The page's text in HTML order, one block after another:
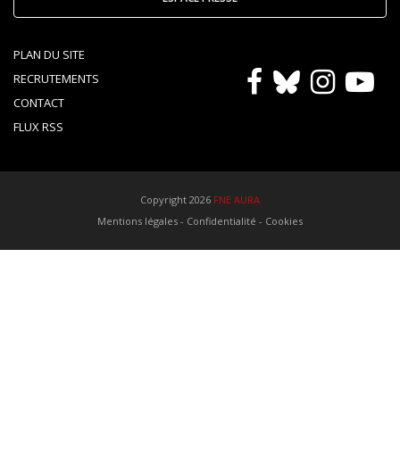
PLAN DU SITE
RECRUTEMENTS
CONTACT
FLUX RSS
Copyright 2026 FNE AURA
Mentions légales - Confidentialité - Cookies